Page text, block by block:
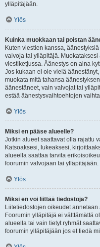
ylläpitäjään.
Ylös
Kuinka muokkaan tai poistan
Kuten viestien kanssa,
valvoja tai ylläpitäjä.
viestiketjussa. Äänestys on aina
Jos kukaan ei ole vielä
muokata mitä tahansa
äänestäneet, vain valvojat tai
estää äänestysvaihtoehtojen
Ylös
Miksi en pääse alueelle?
Jotkin alueet saattavat olla rajattu
Katsoaksesi, lukeaksesi,
alueella saattaa tarvita
foorumin valvojaan tai ylläpitäjään.
Ylös
Miksi en voi liittää tiedostoja?
Liitetiedostojen oikeudet
Foorumin ylläpitäjä ei välttämättä
alueella tai vain tietyt ryhmät
foorumin ylläpitäjään jos et tiedä